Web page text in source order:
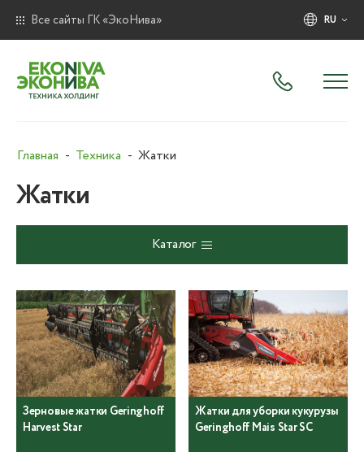
Все сайты ГК «ЭкоНива» RU
Главная Техника Жатки
Жатки
Каталог
Зерновые жатки Geringhoff
Harvest Star
Жатки для уборки кукурузы
Geringhoff Mais Star SC